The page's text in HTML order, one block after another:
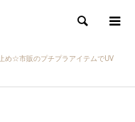
検索
め☆市販のプチプラアイテムでUV